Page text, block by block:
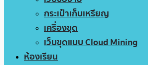
กระเป๋าเก็บเหรียญ
เครื่องขุด
เว็บขุดแบบ Cloud Mining
ห้องเรียน